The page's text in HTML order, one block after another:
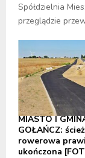
Spółdzielnia
przeglądzie
MIASTO I
GOŁAŃCZ:
rowerowa
ukończona